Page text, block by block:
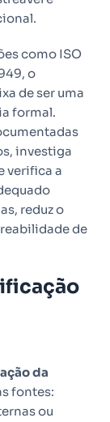
como ISO
o
de ser uma
formal.
investiga
verifica a
reduz o
de
da
fontes:
ou